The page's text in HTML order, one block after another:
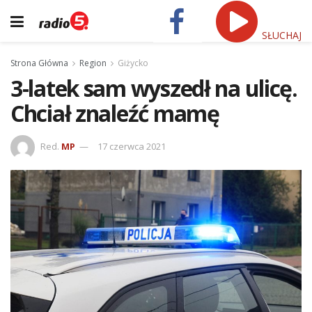
SŁUCHAJ
Strona Główna Region Giżycko
3-latek sam wyszedł na ulicę.
Chciał znaleźć mamę
Red. MP 17 czerwca 2021